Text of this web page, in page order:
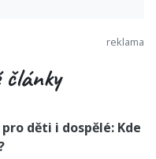
články
děti i dospělé: Kde